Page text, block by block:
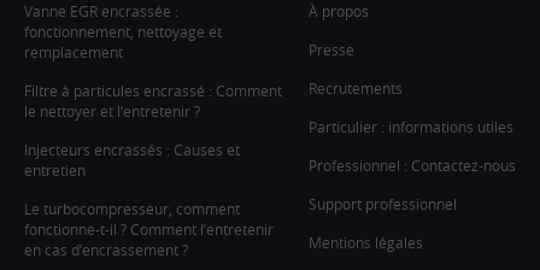
Vanne EGR encrassée :
fonctionnement, nettoyage et
remplacement
Filtre à particules encrassé : Comment
le nettoyer et l’entretenir ?
Injecteurs encrassés : Causes et
entretien
Le turbocompresseur, comment
fonctionne-t-il ? Comment l’entretenir
en cas d’encrassement ?
À propos
Presse
Recrutements
Particulier : informations utiles
Professionnel : Contactez-nous
Support professionnel
Mentions légales